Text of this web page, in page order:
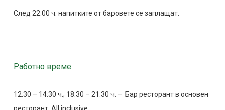
След 22.00 ч. напитките от баровете се заплащат.
Работно време
12:30 – 14:30 ч.; 18:30 – 21:30 ч. – Бар ресторант в основен